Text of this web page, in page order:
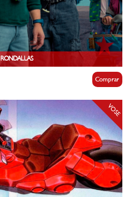
RONDALLAS
Comprar
VOSE